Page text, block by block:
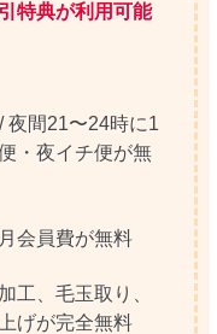
特典が利用可能
夜間21〜24時に1
・夜イチ便が無
会員費が無料
工、毛玉取り、
げが完全無料